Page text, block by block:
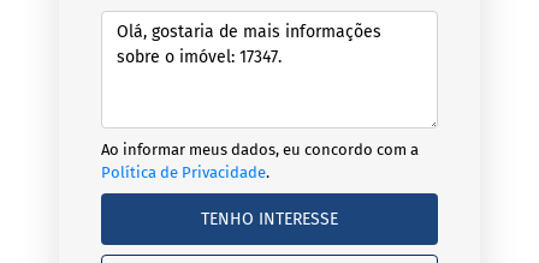
Ao informar meus dados, eu concordo com a
Política de Privacidade.
TENHO INTERESSE